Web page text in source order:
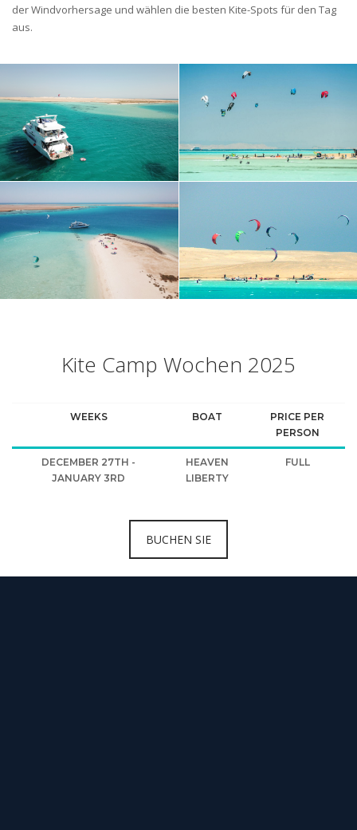
der Windvorhersage und wählen die besten Kite-Spots für den Tag
aus.
Kite Camp Wochen 2025
WEEKS BOAT
PRICE PER
PERSON
DECEMBER 27TH -
JANUARY 3RD
HEAVEN
LIBERTY
FULL
BUCHEN SIE